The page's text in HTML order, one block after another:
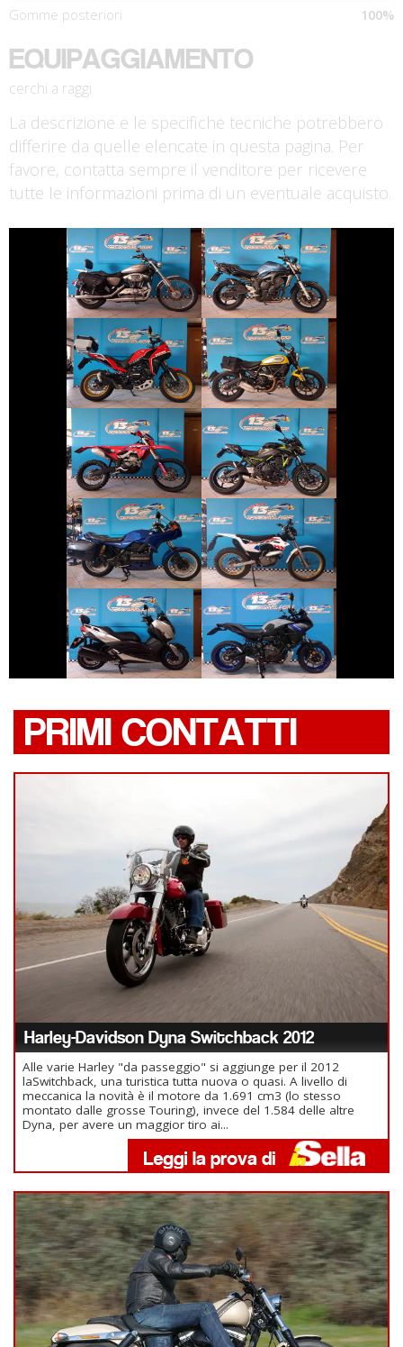
Gomme posteriori
100%
EQUIPAGGIAMENTO
cerchi a raggi
La descrizione e le specifiche tecniche potrebbero
differire da quelle elencate in questa pagina. Per
favore, contatta sempre il venditore per ricevere
tutte le informazioni prima di un eventuale acquisto.
HARLEY-
DAVIDSON
SPORTSTER
YAMAHA FZ6
MOTO-MORINI X-
CAPE
€ 5.490 €
DUCATI
SCRAMBLER
€ 6.590 €
HONDA CRF
€ 6.890 €
KAWASAKI Z650
€ 5.790 €
BMW SERIE-K
€ 2.990 €
MONTESA 4RIDE
€ 5.890 €
YAMAHA XMAX
€ 4.390 €
YAMAHA
TRACER
€ 6.390 €
PRIMI CONTATTI
Harley-Davidson Dyna Switchback 2012
Alle varie Harley "da passeggio" si aggiunge per il 2012
laSwitchback, una turistica tutta nuova o quasi. A livello di
meccanica la novità è il motore da 1.691 cm3 (lo stesso
montato dalle grosse Touring), invece del 1.584 delle altre
Dyna, per avere un maggior tiro ai...